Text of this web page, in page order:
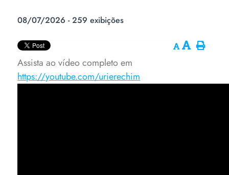
08/07/2026 - 259 exibições
Assista ao vídeo completo em
https://youtube.com/urierechim